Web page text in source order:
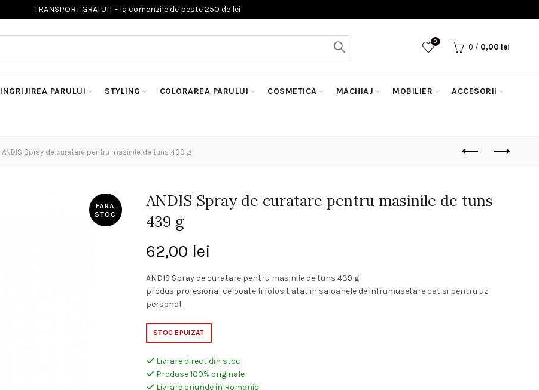
0
0 / 0,00 lei
INGRIJIREA PARULUI STYLING COLORAREA PARULUI COSMETICA MACHIAJ MOBILIER ACCESORII
ANDIS Spray de curatare pentru masinile de tuns 439 g
FARA
STOC
ANDIS Spray de curatare pentru masinile de tuns
439 g
62,00 lei
ANDIS Spray de curatare pentru masinile de tuns 439 g
produs profesional ce poate fi folosit atat in saloanele de infrumusetare cat si pentru uz
personal.
STOC EPUIZAT
Livrare direct din stoc
Produse 100% originale
Livrare oriunde in Romania